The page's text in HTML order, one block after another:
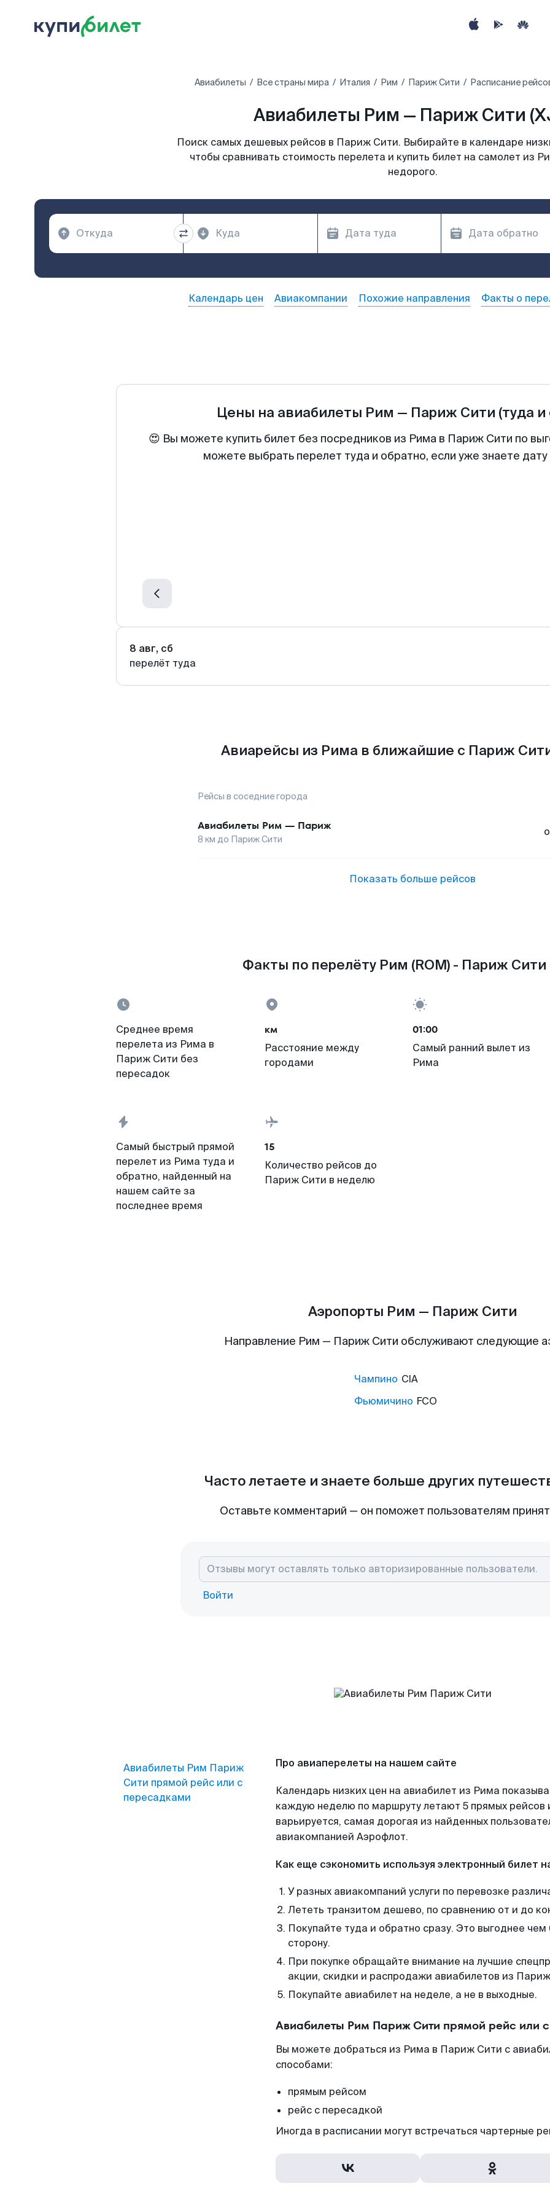
Авиабилеты Все страны мира Италия Рим Париж Сити Расписание
Авиабилеты Рим — Париж Сити
Поиск самых дешевых рейсов в Париж Сити. Выбирайте в календаре
чтобы сравнивать стоимость перелета и купить билет на самолет из
недорого.
Календарь цен Авиакомпании Похожие направления Факты о
Цены на авиабилеты Рим — Париж Сити (туда
😍 Вы можете купить билет без посредников из Рима в Париж Сити по
можете выбрать перелет туда и обратно, если уже знаете
8 авг, сб
перелёт туда
Авиарейсы из Рима в ближайшие с Париж
Рейсы в соседние города
Авиабилеты Рим — Париж
8 км до Париж Сити
Показать больше рейсов
Факты по перелёту Рим (ROM) - Париж Сити
Среднее время
перелета из Рима в
Париж Сити без
пересадок
км
Расстояние между
городами
01:00
Самый ранний вылет из
Рима
Самый быстрый прямой
перелет из Рима туда и
обратно, найденный на
нашем сайте за
последнее время
15
Количество рейсов до
Париж Сити в неделю
Аэропорты Рим — Париж Сити
Направление Рим — Париж Сити обслуживают следующие
Чампино CIA
Фьюмичино FCO
Часто летаете и знаете больше других
Оставьте комментарий — он поможет пользователям
Войти
Авиабилеты Рим Париж
Сити прямой рейс или с
пересадками
Про авиаперелеты на нашем сайте
Календарь низких цен на авиабилет из Рима
каждую неделю по маршруту летают 5 прямых рейсов
варьируется, самая дорогая из найденных
авиакомпанией Аэрофлот.
Как еще сэкономить используя электронный билет
У разных авиакомпаний услуги по перевозке
Лететь транзитом дешево, по сравнению от и до
Покупайте туда и обратно сразу. Это выгоднее
сторону.
При покупке обращайте внимание на лучшие
акции, скидки и распродажи авиабилетов из
Покупайте авиабилет на неделе, а не в выходные.
Авиабилеты Рим Париж Сити прямой рейс или
Вы можете добраться из Рима в Париж Сити с
способами:
прямым рейсом
рейс с пересадкой
Иногда в расписании могут встречаться чартерные